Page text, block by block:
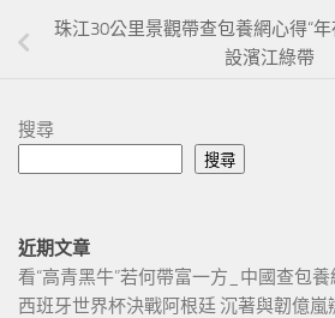
珠江30公里景觀帶查包養網心得“
設濱江綠帶
搜尋
搜尋
近期文章
看“高青黑牛”若何帶富一方_中國查包養
西班牙世界杯決戰阿根廷 沉著與韌億